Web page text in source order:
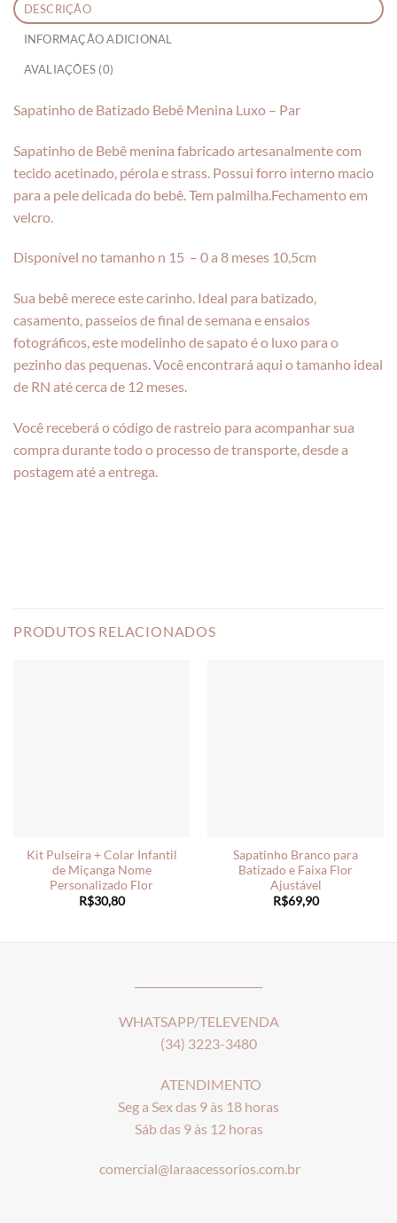
DESCRIÇÃO
INFORMAÇÃO ADICIONAL
AVALIAÇÕES (0)
Sapatinho de Batizado Bebê Menina Luxo – Par
Sapatinho de Bebê menina fabricado artesanalmente com
tecido acetinado, pérola e strass. Possui forro interno macio
para a pele delicada do bebê. Tem palmilha.Fechamento em
velcro.
Disponível no tamanho n 15 – 0 a 8 meses 10,5cm
Sua bebê merece este carinho. Ideal para batizado,
casamento, passeios de final de semana e ensaios
fotográficos, este modelinho de sapato é o luxo para o
pezinho das pequenas. Você encontrará aqui o tamanho ideal
de RN até cerca de 12 meses.
Você receberá o código de rastreio para acompanhar sua
compra durante todo o processo de transporte, desde a
postagem até a entrega.
PRODUTOS RELACIONADOS
Kit Pulseira + Colar Infantil
de Miçanga Nome
Personalizado Flor
R$30,80
Sapatinho Branco para
Batizado e Faixa Flor
Ajustável
R$69,90
WHATSAPP/TELEVENDA
(34) 3223-3480
ATENDIMENTO
Seg a Sex das 9 às 18 horas
Sáb das 9 às 12 horas
comercial@laraacessorios.com.br